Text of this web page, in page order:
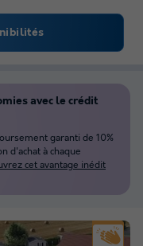
avec le crédit
garanti de 10%
d'achat à chaque
cet avantage inédit